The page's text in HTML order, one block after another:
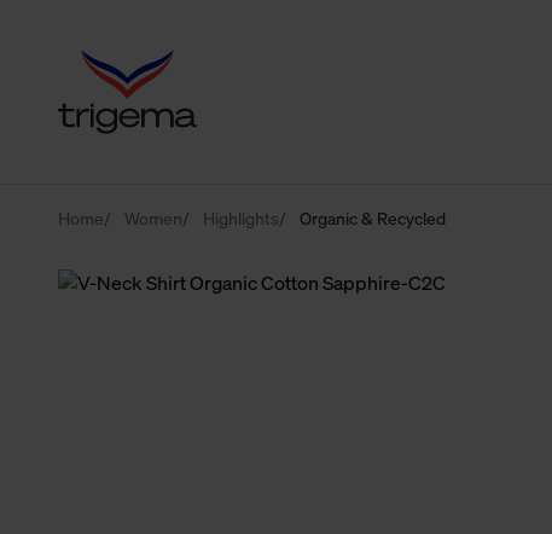
Home Women Highlights Organic & Recycled